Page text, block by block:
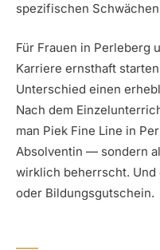
spezifischen
Für Frauen in Perleberg
Karriere ernsthaft
Unterschied einen
Nach dem
man Piek Fine Line in
Absolventin — sondern
wirklich beherrscht. Und
oder Bildungsgutschein.